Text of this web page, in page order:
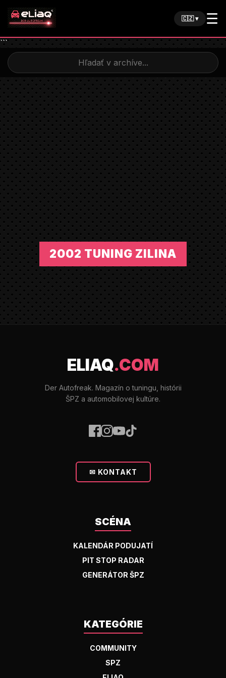
```
🇨🇿 ▾ ☰
2002 TUNING ZILINA
ELIAQ.COM
Der Autofreak. Magazín o tuningu, histórii
ŠPZ a automobilovej kultúre.
✉ KONTAKT
SCÉNA
KALENDÁR PODUJATÍ
PIT STOP RADAR
GENERÁTOR ŠPZ
KATEGÓRIE
COMMUNITY
SPZ